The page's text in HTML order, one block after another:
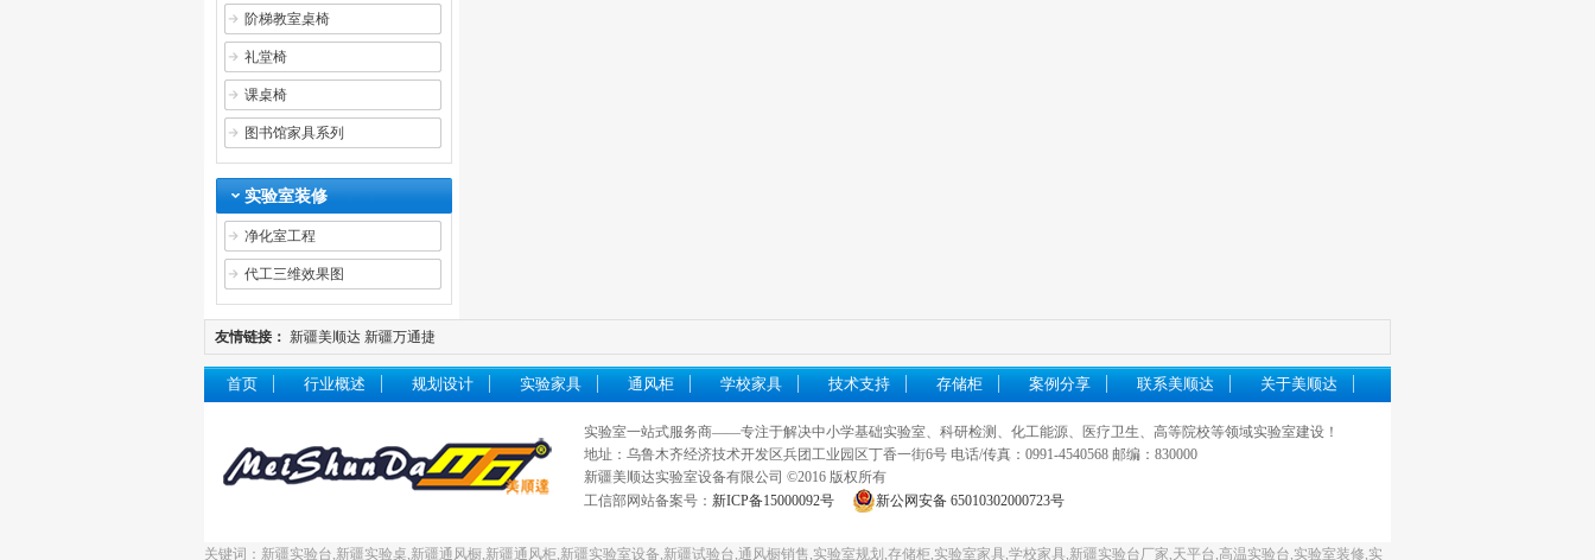
阶梯教室桌椅
礼堂椅
课桌椅
图书馆家具系列
实验室装修
净化室工程
代工三维效果图
友情链接： 新疆美顺达 新疆万通捷
首页 行业概述 规划设计 实验家具 通风柜 学校家具 技术支持 存储柜 案例分享 联系美顺达 关于美顺达
实验室一站式服务商——专注于解决中小学基础实验室、科研检测、化工能源、医疗卫生、高等院校等领域实验室建设！
地址：乌鲁木齐经济技术开发区兵团工业园区丁香一街6号 电话/传真：0991-4540568 邮编：830000
新疆美顺达实验室设备有限公司 ©2016 版权所有
工信部网站备案号： 新ICP备15000092号 新公网安备 65010302000723号
关键词：新疆实验台,新疆实验桌,新疆通风橱,新疆通风柜,新疆实验室设备,新疆试验台,通风橱销售,实验室规划,存储柜,实验室家具,学校家具,新疆实验台厂家,天平台,高温实验台,实验室装修,实